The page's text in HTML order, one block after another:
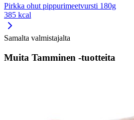
Pirkka ohut pippurimeetvursti 180g
385 kcal
Samalta valmistajalta
Muita Tamminen -tuotteita